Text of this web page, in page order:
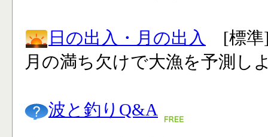
日の出入・月の出入
[標準
月の満ち欠けで大漁を予測し
波と釣りQ&A